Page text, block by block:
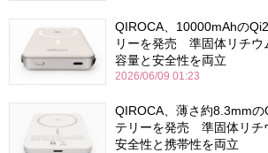
QIROCA、10000mAhの
リーを発売 準固体リチウ
容量と安全性を両立
2026/06/09 01:23
QIROCA、薄さ約8.3mm
テリーを発売 準固体リチ
安全性と携帯性を両立